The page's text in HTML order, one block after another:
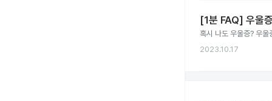
[1분 FAQ] 우울
혹시 나도 우울증? 우울
2023.10.17